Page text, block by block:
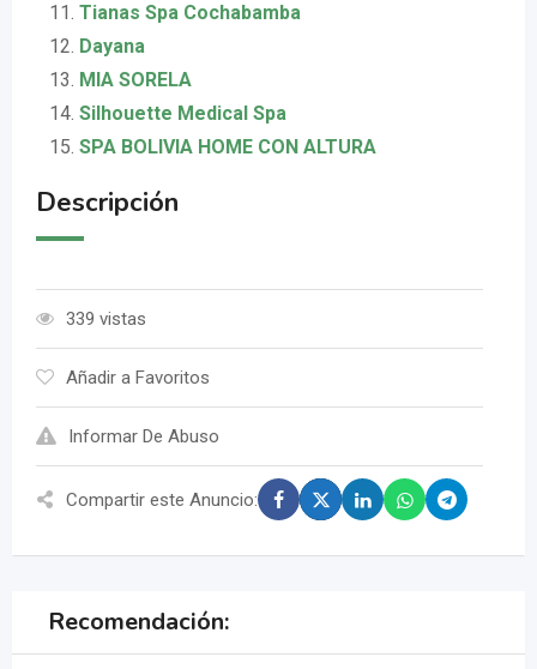
Tianas Spa Cochabamba
Dayana
MIA SORELA
Silhouette Medical Spa
SPA BOLIVIA HOME CON ALTURA
Descripción
339 vistas
Añadir a Favoritos
Informar De Abuso
Compartir este Anuncio:
Recomendación: